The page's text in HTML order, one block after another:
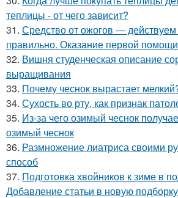
теплицы - от чего зависит?
31. Средство от ожогов ―
правильно. Оказание первой
32. Вишня студенческая описание
выращивания
33. Почему чеснок вырастает
34. Сухость во рту, как признак
35. Из-за чего озимый чеснок
озимый чеснок
36. Размножение лиатриса своими
способ
37. Подготовка хвойников к зиме в
Добавление статьи в новую подборку